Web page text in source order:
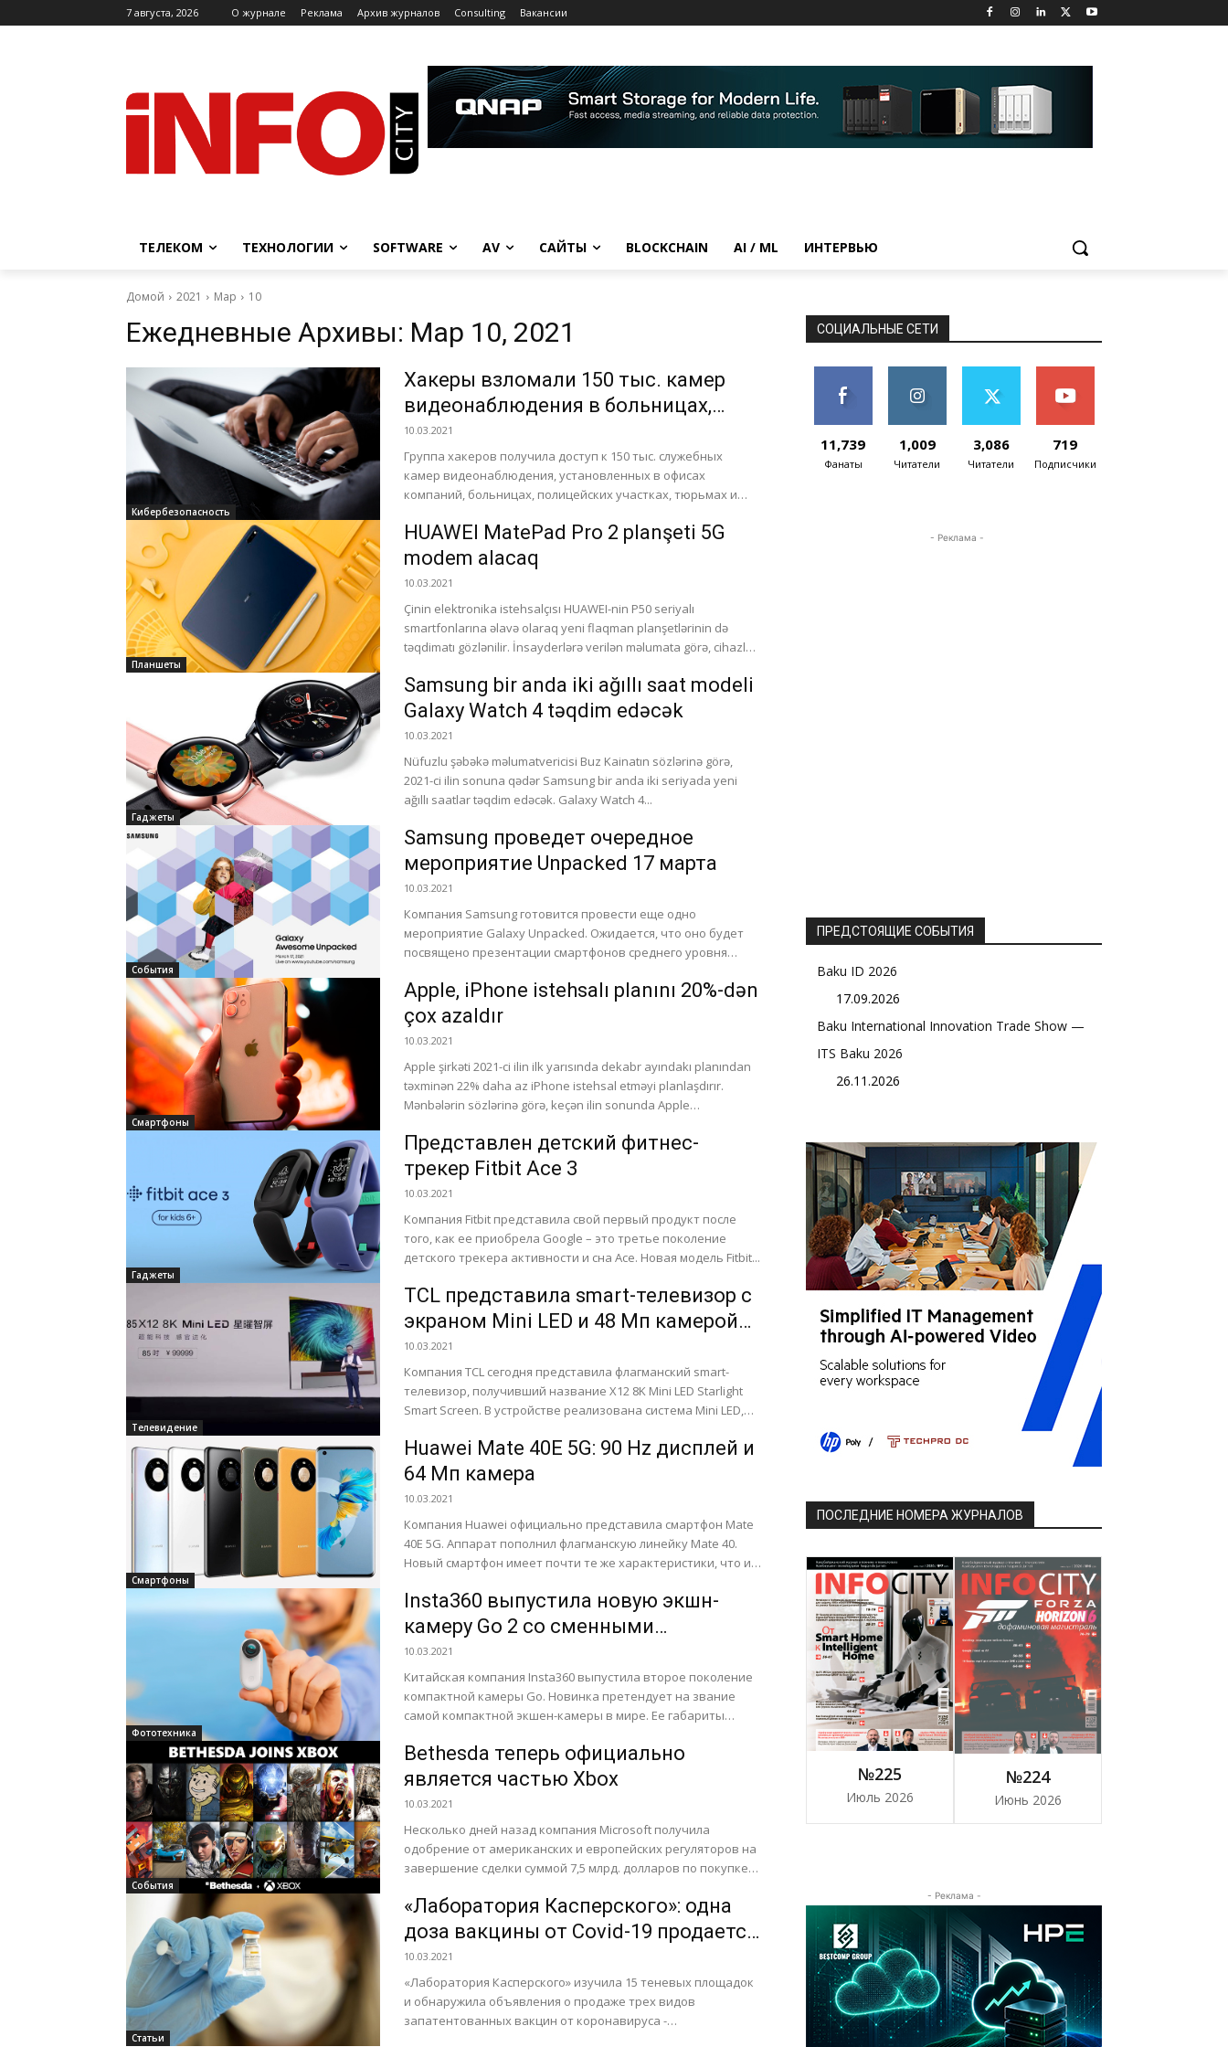
7 августа, 2026 O журнале Реклама Архив журналов Consulting Вакансии
ТЕЛЕКОМ ТЕХНОЛОГИИ SOFTWARE AV САЙТЫ BLOCKCHAIN AI / ML ИНТЕРВЬЮ
Домой 2021 Мар 10
Ежедневные Архивы: Мар 10, 2021
Кибербезопасность
Хакеры взломали 150 тыс. камер
видеонаблюдения в больницах,
тюрьмах и офисах компаний по
всему миру
10.03.2021
Группа хакеров получила доступ к 150 тыс. служебных
камер видеонаблюдения, установленных в офисах
компаний, больницах, полицейских участках, тюрьмах и
Планшеты
HUAWEI MatePad Pro 2 planşeti 5G
modem alacaq
10.03.2021
Çinin elektronika istehsalçısı HUAWEI-nin P50 seriyalı
smartfonlarına əlavə olaraq yeni flaqman planşetlərinin də
təqdimatı gözlənilir. İnsayderlərə verilən məlumata görə, cihazlar
Гаджеты
Samsung bir anda iki ağıllı saat modeli
Galaxy Watch 4 təqdim edəcək
10.03.2021
Nüfuzlu şəbəkə məlumatvericisi Buz Kainatın sözlərinə görə,
2021-ci ilin sonuna qədər Samsung bir anda iki seriyada yeni
ağıllı saatlar təqdim edəcək. Galaxy Watch 4...
События
Samsung проведет очередное
мероприятие Unpacked 17 марта
10.03.2021
Компания Samsung готовится провести еще одно
мероприятие Galaxy Unpacked. Ожидается, что оно будет
посвящено презентации смартфонов среднего уровня
Смартфоны
Apple, iPhone istehsalı planını 20%-dən
çox azaldır
10.03.2021
Apple şirkəti 2021-ci ilin ilk yarısında dekabr ayındakı planından
təxminən 22% daha az iPhone istehsal etməyi planlaşdırır.
Mənbələrin sözlərinə görə, keçən ilin sonunda Apple
Гаджеты
Представлен детский фитнес-
трекер Fitbit Ace 3
10.03.2021
Компания Fitbit представила свой первый продукт после
того, как ее приобрела Google – это третье поколение
детского трекера активности и сна Ace. Новая модель Fitbit...
Телевидение
TCL представила smart-телевизор с
экраном Mini LED и 48 Мп камерой
3D ToF
10.03.2021
Компания TCL сегодня представила флагманский smart-
телевизор, получивший название X12 8K Mini LED Starlight
Smart Screen. В устройстве реализована система Mini LED,
микроскопических...
Смартфоны
Huawei Mate 40E 5G: 90 Hz дисплей и
64 Мп камера
10.03.2021
Компания Huawei официально представила смартфон Mate
40E 5G. Аппарат пополнил флагманскую линейку Mate 40.
Новый смартфон имеет почти те же характеристики, что и
Фототехника
Insta360 выпустила новую экшн-
камеру Go 2 со сменными
объективами
10.03.2021
Китайская компания Insta360 выпустила второе поколение
компактной камеры Go. Новинка претендует на звание
самой компактной экшен-камеры в мире. Ее габариты
События
Bethesda теперь официально
является частью Xbox
10.03.2021
Несколько дней назад компания Microsoft получила
одобрение от американских и европейских регуляторов на
завершение сделки суммой 7,5 млрд. долларов по покупке
Статьи
«Лаборатория Касперского»: одна
доза вакцины от Covid-19 продается
в даркнете в среднем за 500
долларов
10.03.2021
«Лаборатория Касперского» изучила 15 теневых площадок
и обнаружила объявления о продаже трех видов
запатентованных вакцин от коронавируса -
СОЦИАЛЬНЫЕ СЕТИ
11,739
Фанаты
1,009
Читатели
3,086
Читатели
719
Подписчики
- Реклама -
ПРЕДСТОЯЩИЕ СОБЫТИЯ
Baku ID 2026
17.09.2026
Baku International Innovation Trade Show —
ITS Baku 2026
26.11.2026
ПОСЛЕДНИЕ НОМЕРА ЖУРНАЛОВ
№225
Июль 2026
№224
Июнь 2026
- Реклама -